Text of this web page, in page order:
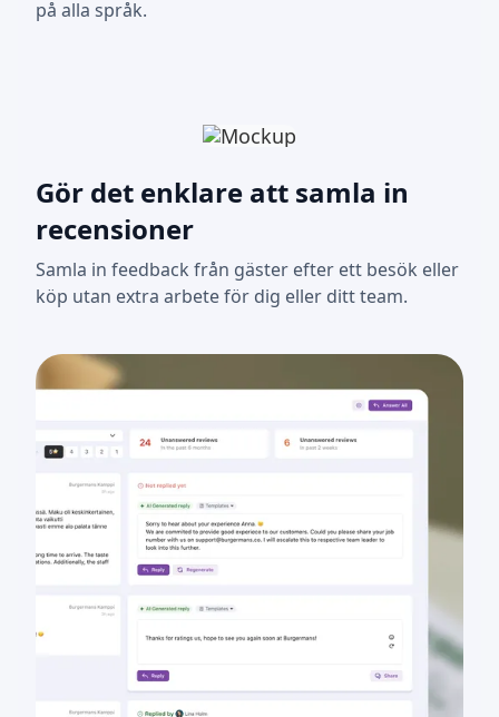
på alla språk.
Gör det enklare att samla in
recensioner
Samla in feedback från gäster efter ett besök eller
köp utan extra arbete för dig eller ditt team.